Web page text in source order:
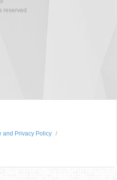
reserved
and Privacy Policy